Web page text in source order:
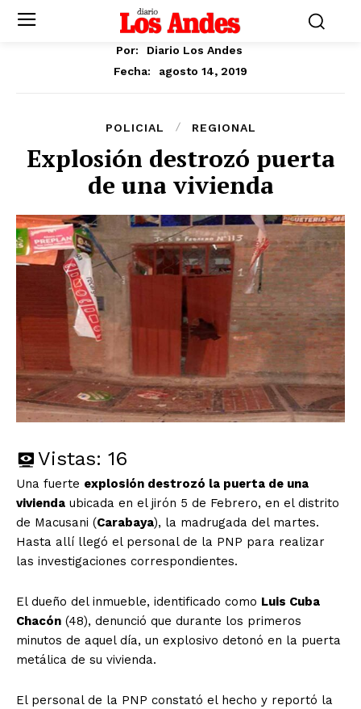
Por:
Diario Los Andes
Fecha:
agosto 14, 2019
POLICIAL REGIONAL
Explosión destrozó puerta
de una vivienda
Vistas: 16
Una fuerte explosión destrozó la puerta de una
vivienda ubicada en el jirón 5 de Febrero, en el distrito
de Macusani (Carabaya), la madrugada del martes.
Hasta allí llegó el personal de la PNP para realizar
las investigaciones correspondientes.
El dueño del inmueble, identificado como Luis Cuba
Chacón (48), denunció que durante los primeros
minutos de aquel día, un explosivo detonó en la puerta
metálica de su vivienda.
El personal de la PNP constató el hecho y reportó la